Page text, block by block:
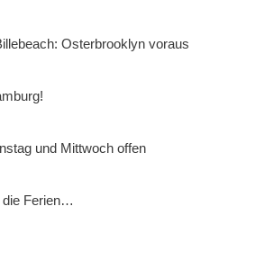
Osterbrooklyn voraus
und Mittwoch offen
die Ferien…